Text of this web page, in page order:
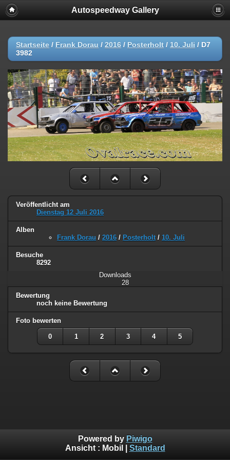
Autospeedway Gallery
Startseite / Frank Dorau / 2016 / Posterholt / 10. Juli / D7
3982
Veröffentlicht am
Dienstag 12 Juli 2016
Alben
Frank Dorau / 2016 / Posterholt / 10. Juli
Besuche
8292
Downloads
28
Bewertung
noch keine Bewertung
Foto bewerten
0 1 2 3 4 5
Powered by Piwigo
Ansicht : Mobil Standard